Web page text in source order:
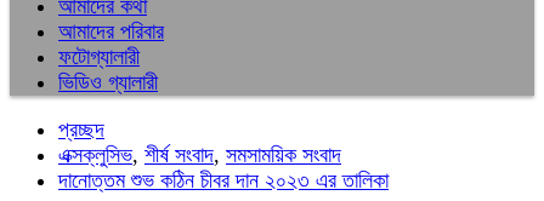
আমাদের কথা
আমাদের পরিবার
ফটোগ্যালারী
ভিডিও গ্যালারী
প্রচ্ছদ
এক্সক্লুসিভ, শীর্ষ সংবাদ, সমসাময়িক সংবাদ
দানোত্তম শুভ কঠিন চীবর দান ২০২৩ এর তালিকা